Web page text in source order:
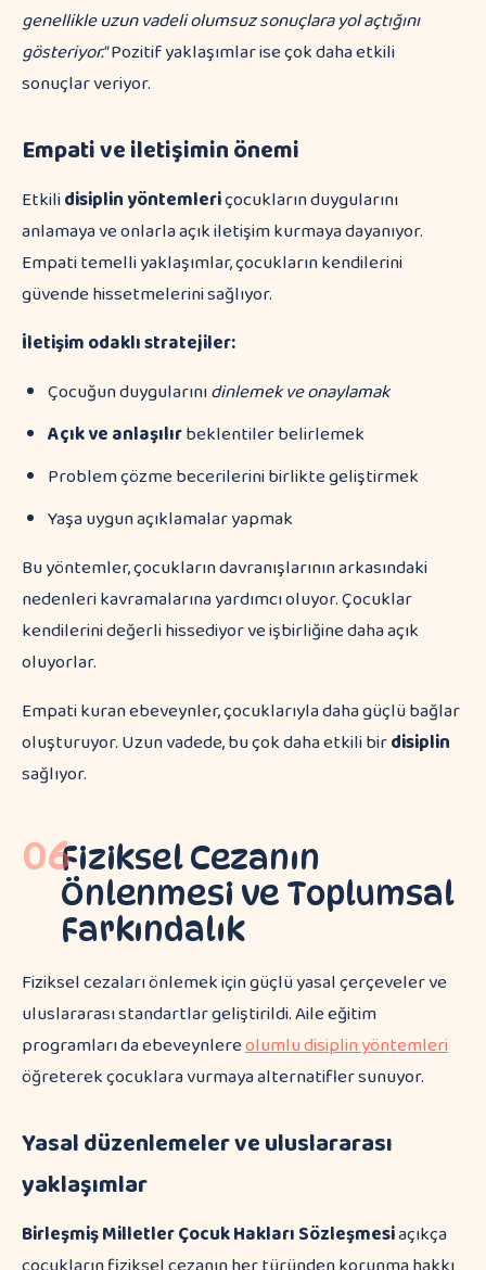
genellikle uzun vadeli olumsuz sonuçlara yol açtığını
gösteriyor."Pozitif yaklaşımlar ise çok daha etkili
sonuçlar veriyor.
Empati ve iletişimin önemi
Etkilidisiplin yöntemleriçocukların duygularını
anlamaya ve onlarla açık iletişim kurmaya dayanıyor.
Empati temelli yaklaşımlar, çocukların kendilerini
güvende hissetmelerini sağlıyor.
İletişim odaklı stratejiler:
Çocuğun duygularınıdinlemek ve onaylamak
Açık ve anlaşılırbeklentiler belirlemek
Problem çözme becerilerini birlikte geliştirmek
Yaşa uygun açıklamalar yapmak
Bu yöntemler, çocukların davranışlarının arkasındaki
nedenleri kavramalarına yardımcı oluyor. Çocuklar
kendilerini değerli hissediyor ve işbirliğine daha açık
oluyorlar.
Empati kuran ebeveynler, çocuklarıyla daha güçlü bağlar
oluşturuyor. Uzun vadede, bu çok daha etkili birdisiplin
sağlıyor.
06Fiziksel Cezanın
Önlenmesi ve Toplumsal
Farkındalık
Fiziksel cezaları önlemek için güçlü yasal çerçeveler ve
uluslararası standartlar geliştirildi. Aile eğitim
programları da ebeveynlereolumlu disiplin yöntemleri
öğreterek çocuklara vurmaya alternatifler sunuyor.
Yasal düzenlemeler ve uluslararası
yaklaşımlar
Birleşmiş Milletler Çocuk Hakları Sözleşmesiaçıkça